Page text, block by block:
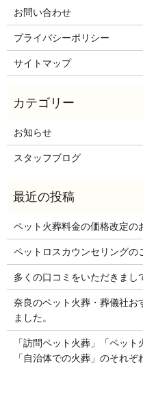
お問い合わせ
プライバシーポリシー
サイトマップ
お知らせ
スタッフブログ
ペット火葬料金の価格改定の
ペットロスカウンセリングの
多くの口コミをいただきまし
奈良のペット火葬・葬儀社お
ました。
「訪問ペット火葬」「ペッ
「自治体での火葬」のそれ